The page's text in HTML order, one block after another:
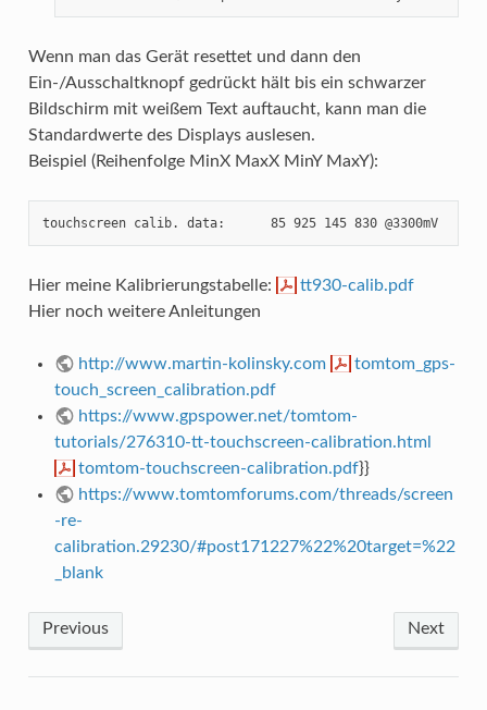
Wenn man das Gerät resettet und dann den
Ein-/Ausschaltknopf gedrückt hält bis ein schwarzer
Bildschirm mit weißem Text auftaucht, kann man die
Standardwerte des Displays auslesen.
Beispiel (Reihenfolge MinX MaxX MinY MaxY):
touchscreen calib. data:      85 925 145 830 @3300mV
Hier meine Kalibrierungstabelle:
tt930-calib.pdf
Hier noch weitere Anleitungen
http://www.martin-kolinsky.com
tomtom_gps-
touch_screen_calibration.pdf
https://www.gpspower.net/tomtom-
tutorials/276310-tt-touchscreen-calibration.html
tomtom-touchscreen-calibration.pdf}}
https://www.tomtomforums.com/threads/screen
-re-
calibration.29230/#post171227%22%20target=%22
_blank
Previous Next